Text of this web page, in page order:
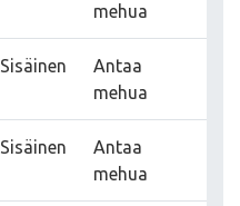
mehua
Sisäinen
Antaa
mehua
Sisäinen
Antaa
mehua